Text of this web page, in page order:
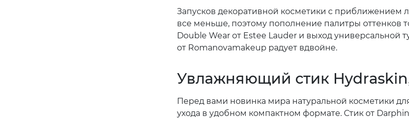
Запусков декоративной косметики с приближением
все меньше, поэтому пополнение палитры оттенков
Double Wear от Estee Lauder и выход универсальной
от Romanovamakeup радует вдвойне.
Увлажняющий стик
Перед вами новинка мира натуральной косметики
ухода в удобном компактном формате. Стик от